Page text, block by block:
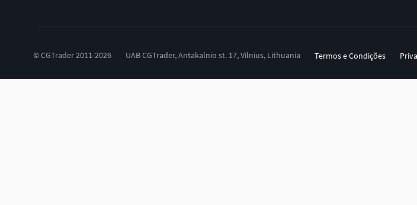
© CGTrader 2011-2026 UAB CGTrader, Antakalnio st. 17, Vilnius, Lithuania Termos e Condições